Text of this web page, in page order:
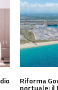
Riforma
portuale: il